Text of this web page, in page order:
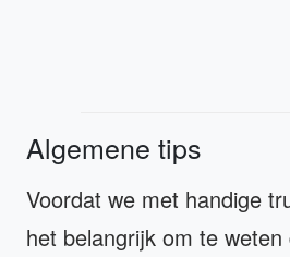
Algemene tips
Voordat we met handige
het belangrijk om te